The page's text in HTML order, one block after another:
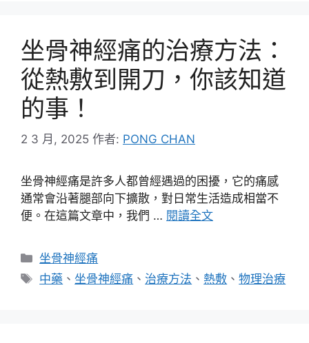
坐骨神經痛的治療方法：
從熱敷到開刀，你該知道
的事！
2 3 月, 2025 作者: PONG CHAN
坐骨神經痛是許多人都曾經遇過的困擾，它的痛感
通常會沿著腿部向下擴散，對日常生活造成相當不
便。在這篇文章中，我們 … 閱讀全文
分
類
坐骨神經痛
標
中藥 、坐骨神經痛 、 治療方法 、 熱敷 、物理治療